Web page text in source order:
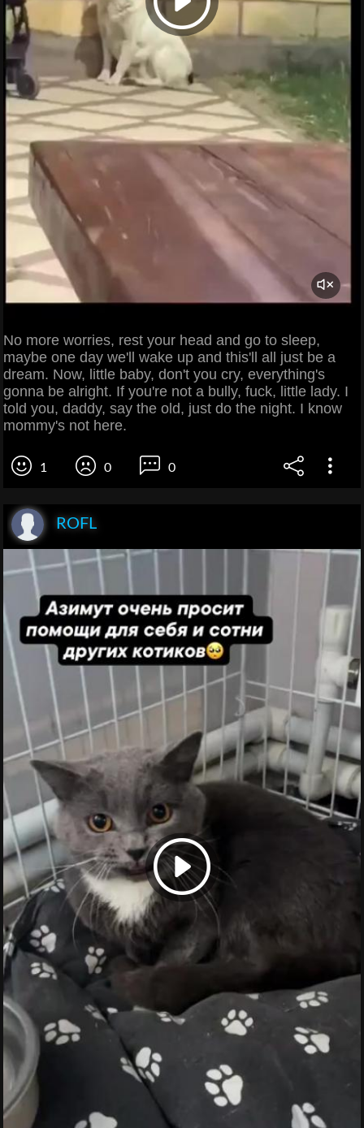
No more worries, rest your head and go to sleep,
maybe one day we'll wake up and this'll all just be a
dream. Now, little baby, don't you cry, everything's
gonna be alright. If you're not a bully, fuck, little lady. I
told you, daddy, say the old, just do the night. I know
mommy's not here.
1 0 0
ROFL